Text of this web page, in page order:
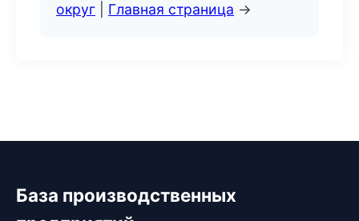
округ
Главная страница →
База производственных